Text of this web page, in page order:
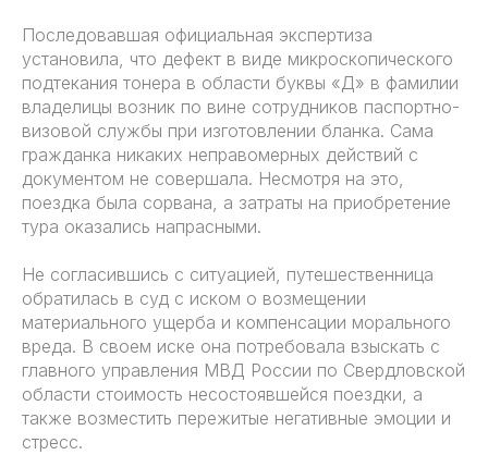
Последовавшая официальная экспертиза
установила, что дефект в виде микроскопического
подтекания тонера в области буквы «Д» в фамилии
владелицы возник по вине сотрудников паспортно-
визовой службы при изготовлении бланка. Сама
гражданка никаких неправомерных действий с
документом не совершала. Несмотря на это,
поездка была сорвана, а затраты на приобретение
тура оказались напрасными.
Не согласившись с ситуацией, путешественница
обратилась в суд с иском о возмещении
материального ущерба и компенсации морального
вреда. В своем иске она потребовала взыскать с
главного управления МВД России по Свердловской
области стоимость несостоявшейся поездки, а
также возместить пережитые негативные эмоции и
стресс.